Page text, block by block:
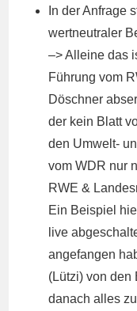
In der Anfrage
wertneutraler
–> Alleine das
Führung vom
Döschner
der kein Blatt
den Umwelt-
vom WDR nur
RWE &
Ein Beispiel
live
angefangen
(Lützi) von den
danach alles